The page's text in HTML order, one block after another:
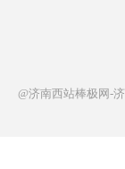
@济南西站棒极网-